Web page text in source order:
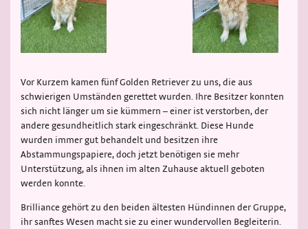
Vor Kurzem kamen fünf Golden Retriever zu uns, die aus
schwierigen Umständen gerettet wurden. Ihre Besitzer konnten
sich nicht länger um sie kümmern – einer ist verstorben, der
andere gesundheitlich stark eingeschränkt. Diese Hunde
wurden immer gut behandelt und besitzen ihre
Abstammungspapiere, doch jetzt benötigen sie mehr
Unterstützung, als ihnen im alten Zuhause aktuell geboten
werden konnte.
Brilliance gehört zu den beiden ältesten Hündinnen der Gruppe,
ihr sanftes Wesen macht sie zu einer wundervollen Begleiterin.